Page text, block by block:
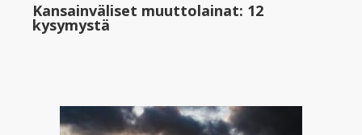
Kansainväliset muuttolainat: 12
kysymystä